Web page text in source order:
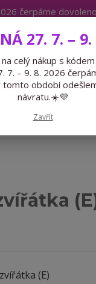
čerpáme
PŘEDOBJEDNÁVKY
27. 7. –
celý nákup s
7. – 9. 8. 2026
období
návratu.☀️💜
Zavřít